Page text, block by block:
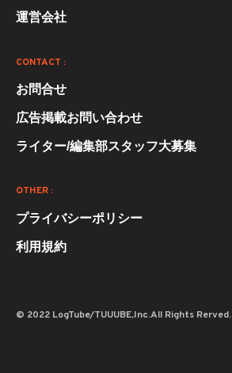
運営会社
CONTACT :
お問合せ
広告掲載お問い合わせ
ライター/編集部スタッフ大募集
OTHER :
プライバシーポリシー
利用規約
© 2022 LogTube/TUUUBE,Inc.All Rights Rerved.